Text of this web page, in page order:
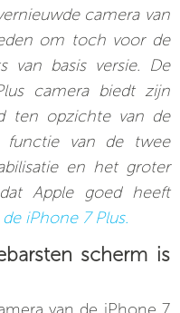
camera van
om toch voor de
van basis versie. De
camera biedt zijn
ten opzichte van de
van de twee
en het groter
Apple goed heeft
iPhone 7 Plus.
scherm is